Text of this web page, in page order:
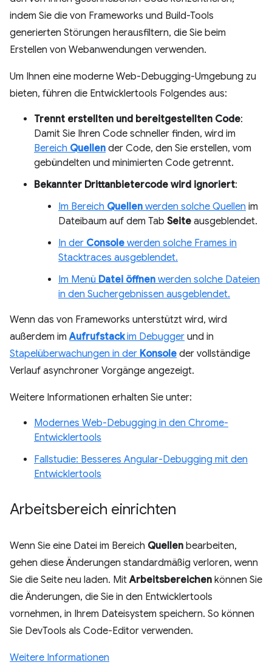
indem Sie die von Frameworks und Build-Tools
generierten Störungen herausfiltern, die Sie beim
Erstellen von Webanwendungen verwenden.
Um Ihnen eine moderne Web-Debugging-Umgebung zu
bieten, führen die Entwicklertools Folgendes aus:
Trennt erstellten und bereitgestellten Code:
Damit Sie Ihren Code schneller finden, wird im
Bereich Quellen der Code, den Sie erstellen, vom
gebündelten und minimierten Code getrennt.
Bekannter Drittanbietercode wird ignoriert:
Im Bereich Quellen werden solche Quellen im
Dateibaum auf dem Tab Seite ausgeblendet.
In der Console werden solche Frames in
Stacktraces ausgeblendet.
Im Menü Datei öffnen werden solche Dateien
in den Suchergebnissen ausgeblendet.
Wenn das von Frameworks unterstützt wird, wird
außerdem imAufrufstackim Debugger und in
Stapelüberwachungen in der Konsole der vollständige
Verlauf asynchroner Vorgänge angezeigt.
Weitere Informationen erhalten Sie unter:
Modernes Web-Debugging in den Chrome-
Entwicklertools
Fallstudie: Besseres Angular-Debugging mit den
Entwicklertools
Arbeitsbereich einrichten
Wenn Sie eine Datei im Bereich Quellen bearbeiten,
gehen diese Änderungen standardmäßig verloren, wenn
Sie die Seite neu laden. MitArbeitsbereichen können Sie
die Änderungen, die Sie in den Entwicklertools
vornehmen, in Ihrem Dateisystem speichern. So können
Sie DevTools als Code-Editor verwenden.
Weitere Informationen